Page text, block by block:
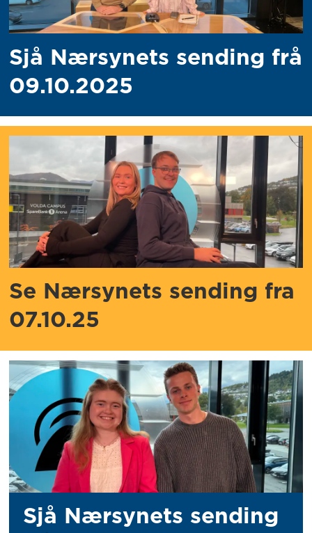
Sjå Nærsynets sending frå
09.10.2025
Se Nærsynets sending fra
07.10.25
Sjå Nærsynets sending